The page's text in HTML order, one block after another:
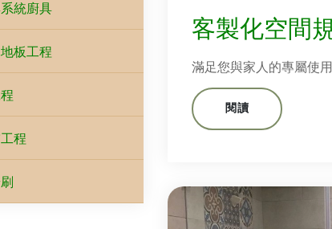
統廚具
板工程
程
客製化空間
滿足您與家人的專屬使
閱讀